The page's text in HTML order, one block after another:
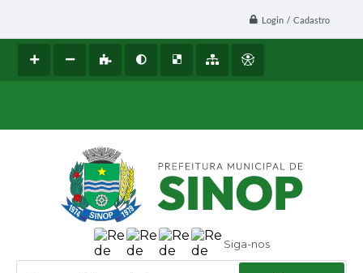
Login / Cadastro
Siga-nos